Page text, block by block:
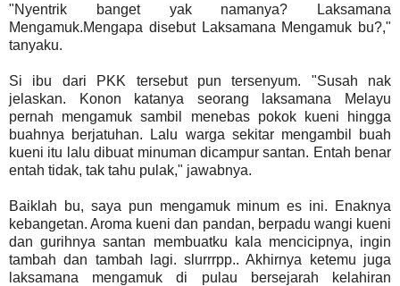
"Nyentrik banget yak namanya? Laksamana
Mengamuk.Mengapa disebut Laksamana Mengamuk bu?,"
tanyaku.
Si ibu dari PKK tersebut pun tersenyum. "Susah nak
jelaskan. Konon katanya seorang laksamana Melayu
pernah mengamuk sambil menebas pokok kueni hingga
buahnya berjatuhan. Lalu warga sekitar mengambil buah
kueni itu lalu dibuat minuman dicampur santan. Entah benar
entah tidak, tak tahu pulak," jawabnya.
Baiklah bu, saya pun mengamuk minum es ini. Enaknya
kebangetan. Aroma kueni dan pandan, berpadu wangi kueni
dan gurihnya santan membuatku kala mencicipnya, ingin
tambah dan tambah lagi. slurrrpp.. Akhirnya ketemu juga
laksamana mengamuk di pulau bersejarah kelahiran